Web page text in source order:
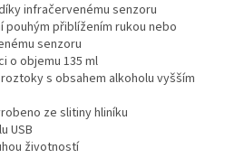
infračervenému senzoru
přiblížením rukou nebo
senzoru
o objemu 135 ml
s obsahem alkoholu vyšším
ze slitiny hliníku
USB
životností